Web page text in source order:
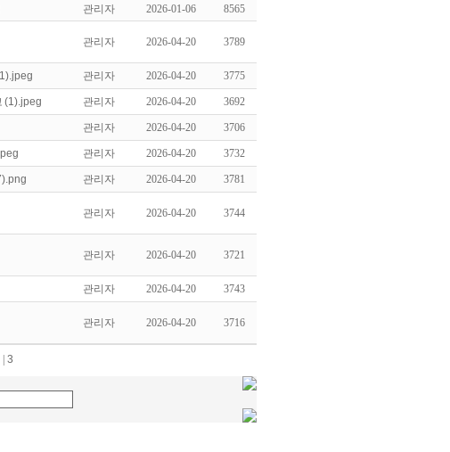
관리자 2026-01-06 8565
관리자 2026-04-20 3789
관리자 2026-04-20 3775
관리자 2026-04-20 3692
관리자 2026-04-20 3706
관리자 2026-04-20 3732
관리자 2026-04-20 3781
관리자 2026-04-20 3744
관리자 2026-04-20 3721
관리자 2026-04-20 3743
관리자 2026-04-20 3716
3